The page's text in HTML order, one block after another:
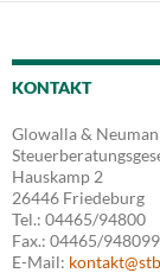
KONTAKT
Glowalla &
Hauskamp 2
26446 Friedeburg
Tel.: 04465/94800
Fax.: 04465/948099
E-Mail: